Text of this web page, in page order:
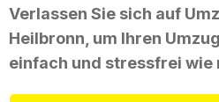
Verlassen Sie sich auf
Heilbronn, um Ihren
einfach und stressfrei wie